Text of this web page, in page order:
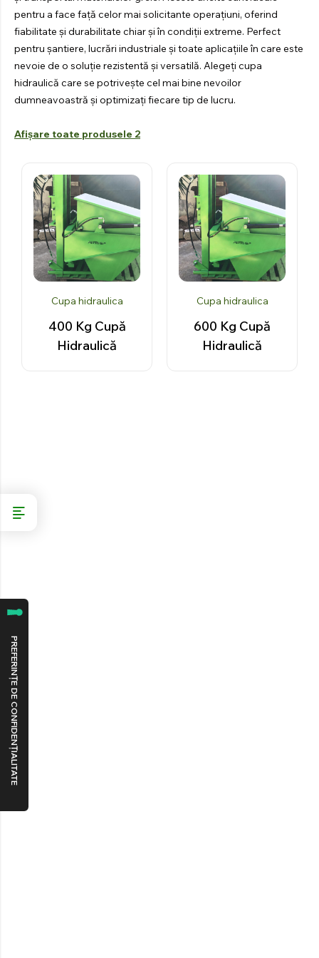
pentru a face față celor mai solicitante operațiuni, oferind
fiabilitate și durabilitate chiar și în condiții extreme. Perfect
pentru șantiere, lucrări industriale și toate aplicațiile în care este
nevoie de o soluție rezistentă și versatilă. Alegeți cupa
hidraulică care se potrivește cel mai bine nevoilor
dumneavoastră și optimizați fiecare tip de lucru.
Afișare toate produsele 2
Cupa hidraulica
400 Kg Cupă
Hidraulică
Cupa hidraulica
600 Kg Cupă
Hidraulică
TRACTOR
Explorați produsele